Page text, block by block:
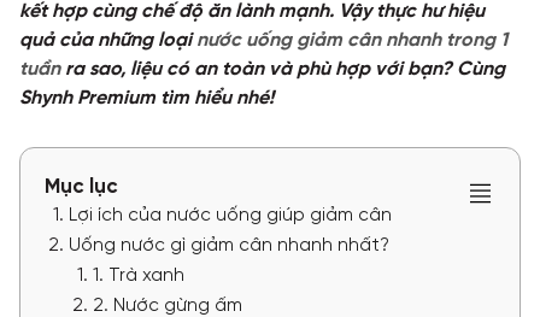
ĐIỀU TRỊ DA
TƯ VẤN
TIN TỨC
kết hợp cùng chế độ ăn lành mạnh. Vậy thực hư hiệu
quả của những loạinước uống giảm cân nhanh trong 1
tuầnra sao, liệu có an toàn và phù hợp với bạn? Cùng
Shynh Premium tìm hiểu nhé!
Mục lục
Lợi ích của nước uống giúp giảm cân
Uống nước gì giảm cân nhanh nhất?
1. Trà xanh
2. Nước gừng ấm